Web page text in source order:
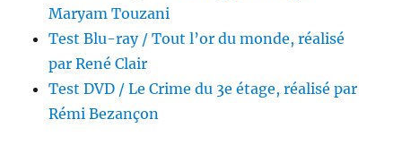
Maryam Touzani
Test Blu-ray / Tout l’or du monde, réalisé
par René Clair
Test DVD / Le Crime du 3e étage, réalisé par
Rémi Bezançon